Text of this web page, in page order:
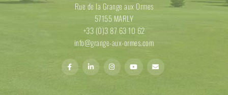
Rue de la Grange aux Ormes
57155 MARLY
+33 (0)3 87 63 10 62
info@grange-aux-ormes.com